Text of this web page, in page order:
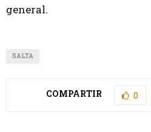
general.
SALTA
COMPARTIR 0